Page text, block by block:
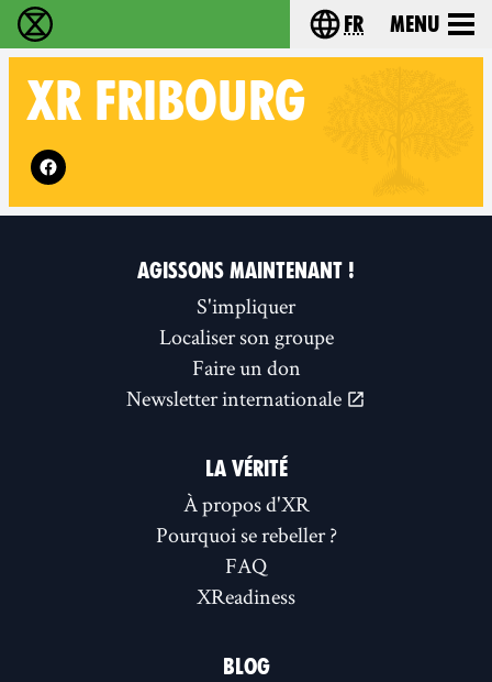
Extinction Rebellion - Home Choisissez votre
fr Menu
XR FRIBOURG
Follow XR Fribourg on
AGISSONS MAINTENANT !
S'impliquer
Localiser son groupe
Faire un don
Newsletter internationale
LA VÉRITÉ
À propos d'XR
Pourquoi se rebeller ?
FAQ
XReadiness
BLOG